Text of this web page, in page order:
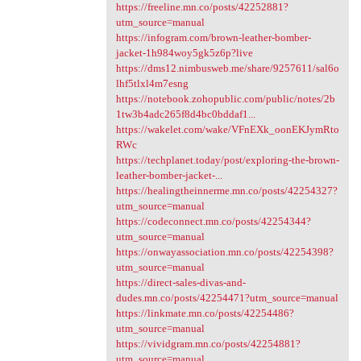
https://freeline.mn.co/posts/42252881?
utm_source=manual
https://infogram.com/brown-leather-bomber-
jacket-1h984woy5gk5z6p?live
https://dms12.nimbusweb.me/share/9257611/sal6o
lhf5tlxl4m7esng
https://notebook.zohopublic.com/public/notes/2b
1tw3b4adc265f8d4bc0bddaf1...
https://wakelet.com/wake/VFnEXk_oonEKJymRto
RWc
https://techplanet.today/post/exploring-the-brown-
leather-bomber-jacket-...
https://healingtheinnerme.mn.co/posts/42254327?
utm_source=manual
https://codeconnect.mn.co/posts/42254344?
utm_source=manual
https://onwayassociation.mn.co/posts/42254398?
utm_source=manual
https://direct-sales-divas-and-
dudes.mn.co/posts/42254471?utm_source=manual
https://linkmate.mn.co/posts/42254486?
utm_source=manual
https://vividgram.mn.co/posts/42254881?